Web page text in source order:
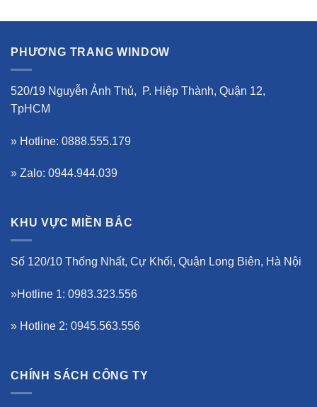
PHƯƠNG TRANG WINDOW
520/19 Nguyễn Ảnh Thủ, P. Hiệp Thành, Quận 12,
TpHCM
» Hotline: 0888.555.179
» Zalo: 0944.944.039
KHU VỰC MIỀN BẮC
Số 120/10 Thống Nhất, Cự Khối, Quận Long Biên, Hà Nội
»Hotline 1: 0983.323.556
» Hotline 2: 0945.563.556
CHÍNH SÁCH CÔNG TY